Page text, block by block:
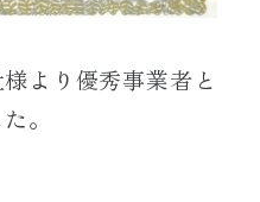
より優秀事業者と
。